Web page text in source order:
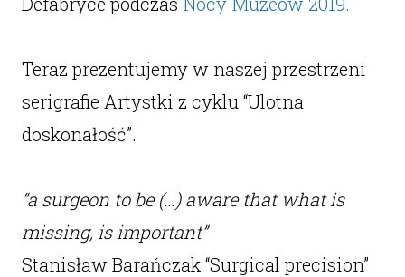
Teraz prezentujemy w naszej przestrzeni
serigrafie Artystki z cyklu “Ulotna
doskonałość”.
“a surgeon to be (…) aware that what is
missing, is important”
Stanisław Barańczak “Surgical precision”